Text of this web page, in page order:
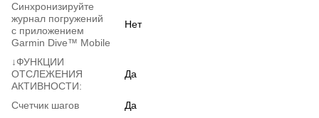
Синхронизируйте
журнал погружений
с приложением
Garmin Dive™ Mobile
Нет
↓ФУНКЦИИ
ОТСЛЕЖЕНИЯ
АКТИВНОСТИ:
Да
Счетчик шагов
Да